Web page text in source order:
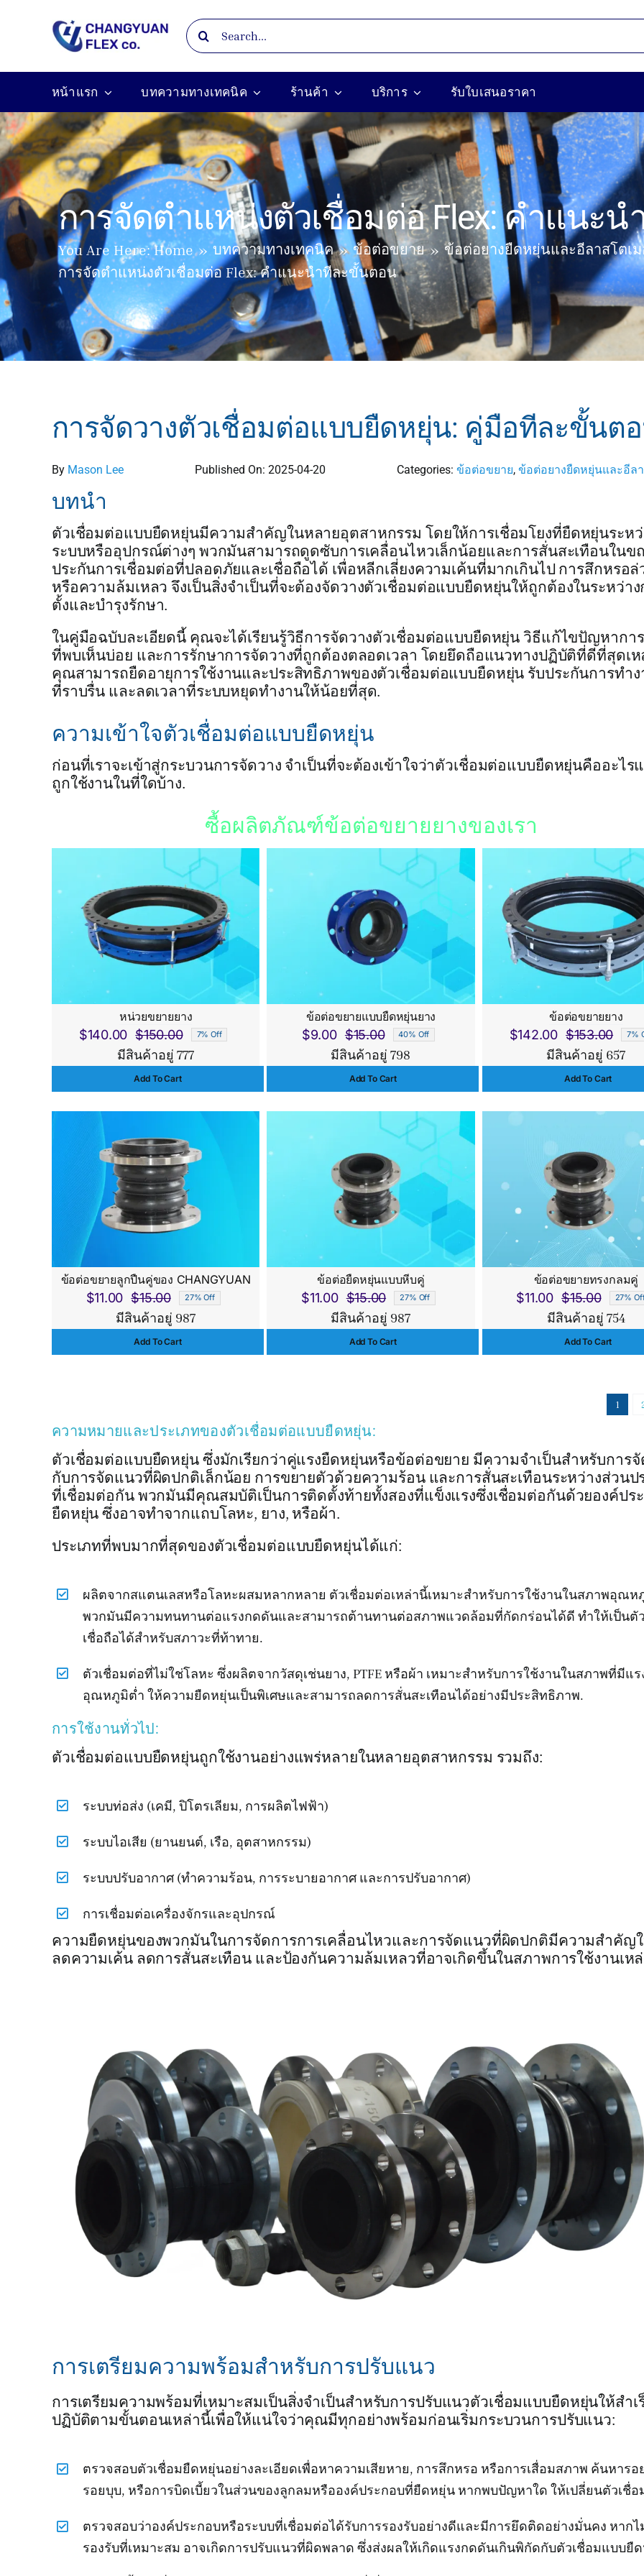
content
Search
for:
หน้าแรก บทความทางเทคนิค ร้านค้า บริการ รับใบเสนอราคา
การจัดตำแหน่งตัวเชื่อมต่อ Flex: คำแนะ
You Are Here: Home บทความทางเทคนิค ข้อต่อขยาย
ข้อต่อยางยืดหยุ่นและอีลาสโตเ
การจัดตำแหน่งตัวเชื่อมต่อ Flex: คำแนะนำทีละขั้นตอน
การจัดวางตัวเชื่อมต่อแบบยืดหยุ่น: คู่มือทีละขั้นต
By Mason Lee Published On: 2025-04-20 Categories:ข้อต่อขยาย,ข้อต่อยางยืดหยุ่นและอีล
บทนำ
ตัวเชื่อมต่อแบบยืดหยุ่นมีความสำคัญในหลายอุตสาหกรรม โดยให้การเชื่อมโยงที่ยืดหยุ่นระหว่
ระบบหรืออุปกรณ์ต่างๆ พวกมันสามารถดูดซับการเคลื่อนไหวเล็กน้อยและการสั่นสะเทือนในข
ประกันการเชื่อมต่อที่ปลอดภัยและเชื่อถือได้ เพื่อหลีกเลี่ยงความเค้นที่มากเกินไป การสึกหรอล่
หรือความล้มเหลว จึงเป็นสิ่งจำเป็นที่จะต้องจัดวางตัวเชื่อมต่อแบบยืดหยุ่นให้ถูกต้องในระหว่า
ตั้งและบำรุงรักษา.
ในคู่มือฉบับละเอียดนี้ คุณจะได้เรียนรู้วิธีการจัดวางตัวเชื่อมต่อแบบยืดหยุ่น วิธีแก้ไขปัญหากา
ที่พบเห็นบ่อย และการรักษาการจัดวางที่ถูกต้องตลอดเวลา โดยยึดถือแนวทางปฏิบัติที่ดีที่สุดเ
คุณสามารถยืดอายุการใช้งานและประสิทธิภาพของตัวเชื่อมต่อแบบยืดหยุ่น รับประกันการทำ
ที่ราบรื่น และลดเวลาที่ระบบหยุดทำงานให้น้อยที่สุด.
ความเข้าใจตัวเชื่อมต่อแบบยืดหยุ่น
ก่อนที่เราจะเข้าสู่กระบวนการจัดวาง จำเป็นที่จะต้องเข้าใจว่าตัวเชื่อมต่อแบบยืดหยุ่นคืออะไร
ถูกใช้งานในที่ใดบ้าง.
ซื้อผลิตภัณฑ์ข้อต่อขยายยางของเรา
หน่วยขยายยาง
$150.00
Original
price
was:
$140.00
Current
price
is:
7% Off
มีสินค้าอยู่ 777
Add To Cart
ข้อต่อขยายแบบยืดหยุ่นยาง
$15.00
Original
price
was:
$9.00
Current
price
is:
40% Off
มีสินค้าอยู่ 798
Add To Cart
ข้อต่อขยายยาง
$153.00
price
$142.00
price
7%
มีสินค้าอยู่ 657
Add To Cart
ข้อต่อขยายลูกปืนคู่ของ CHANGYUAN
$15.00
Original
price
was:
$11.00
Current
price
is:
27% Off
มีสินค้าอยู่ 987
Add To Cart
ข้อต่อยืดหยุ่นแบบหีบคู่
$15.00
Original
price
was:
$11.00
Current
price
is:
27% Off
มีสินค้าอยู่ 987
Add To Cart
ข้อต่อขยายทรงกลมคู่
$15.00
price
was:
$11.00
price
is:
27%
มีสินค้าอยู่ 754
Add To Cart
1
ความหมายและประเภทของตัวเชื่อมต่อแบบยืดหยุ่น:
ตัวเชื่อมต่อแบบยืดหยุ่น ซึ่งมักเรียกว่าคู่แรงยืดหยุ่นหรือข้อต่อขยาย มีความจำเป็นสำหรับการจั
กับการจัดแนวที่ผิดปกติเล็กน้อย การขยายตัวด้วยความร้อน และการสั่นสะเทือนระหว่างส่วนป
ที่เชื่อมต่อกัน พวกมันมีคุณสมบัติเป็นการติดตั้งท้ายทั้งสองที่แข็งแรงซึ่งเชื่อมต่อกันด้วยองค์ปร
ยืดหยุ่น ซึ่งอาจทำจากแถบโลหะ, ยาง, หรือผ้า.
ประเภทที่พบมากที่สุดของตัวเชื่อมต่อแบบยืดหยุ่นได้แก่:
ผลิตจากสแตนเลสหรือโลหะผสมหลากหลาย ตัวเชื่อมต่อเหล่านี้เหมาะสำหรับการใช้งานในสภาพอุณห
พวกมันมีความทนทานต่อแรงกดดันและสามารถต้านทานต่อสภาพแวดล้อมที่กัดกร่อนได้ดี ทำให้เป็นตั
เชื่อถือได้สำหรับสภาวะที่ท้าทาย.
ตัวเชื่อมต่อที่ไม่ใช่โลหะ ซึ่งผลิตจากวัสดุเช่นยาง, PTFE หรือผ้า เหมาะสำหรับการใช้งานในสภาพที่มีแ
อุณหภูมิต่ำ ให้ความยืดหยุ่นเป็นพิเศษและสามารถลดการสั่นสะเทือนได้อย่างมีประสิทธิภาพ.
การใช้งานทั่วไป:
ตัวเชื่อมต่อแบบยืดหยุ่นถูกใช้งานอย่างแพร่หลายในหลายอุตสาหกรรม รวมถึง:
ระบบท่อส่ง (เคมี, ปิโตรเลียม, การผลิตไฟฟ้า)
ระบบไอเสีย (ยานยนต์, เรือ, อุตสาหกรรม)
ระบบปรับอากาศ (ทำความร้อน, การระบายอากาศ และการปรับอากาศ)
การเชื่อมต่อเครื่องจักรและอุปกรณ์
ความยืดหยุ่นของพวกมันในการจัดการการเคลื่อนไหวและการจัดแนวที่ผิดปกติมีความสำคัญ
ลดความเค้น ลดการสั่นสะเทือน และป้องกันความล้มเหลวที่อาจเกิดขึ้นในสภาพการใช้งานเห
การเตรียมความพร้อมสำหรับการปรับแนว
การเตรียมความพร้อมที่เหมาะสมเป็นสิ่งจำเป็นสำหรับการปรับแนวตัวเชื่อมแบบยืดหยุ่นให้สำเ
ปฏิบัติตามขั้นตอนเหล่านี้เพื่อให้แน่ใจว่าคุณมีทุกอย่างพร้อมก่อนเริ่มกระบวนการปรับแนว:
ตรวจสอบตัวเชื่อมยืดหยุ่นอย่างละเอียดเพื่อหาความเสียหาย, การสึกหรอ หรือการเสื่อมสภาพ ค้นหารอ
รอยบุบ, หรือการบิดเบี้ยวในส่วนของลูกลมหรือองค์ประกอบที่ยืดหยุ่น หากพบปัญหาใด ให้เปลี่ยนตัวเชื่
ตรวจสอบว่าองค์ประกอบหรือระบบที่เชื่อมต่อได้รับการรองรับอย่างดีและมีการยึดติดอย่างมั่นคง หากไ
รองรับที่เหมาะสม อาจเกิดการปรับแนวที่ผิดพลาด ซึ่งส่งผลให้เกิดแรงกดดันเกินพิกัดกับตัวเชื่อมแบบยื